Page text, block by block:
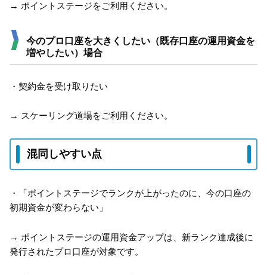
→ ポイントステージをご利用ください。
今のプロ口座を大きくしたい（既存口座の運用資金を
増やしたい）場合
・契約金を受け取りたい
→ スケーリング道場をご利用ください。
混同しやすい点
・「ポイントステージでランクが上がったのに、今の口座の
初期資金が変わらない」
→ ポイントステージの運用資金アップは、新ランク達成後に
発行されたプロ口座が対象です。